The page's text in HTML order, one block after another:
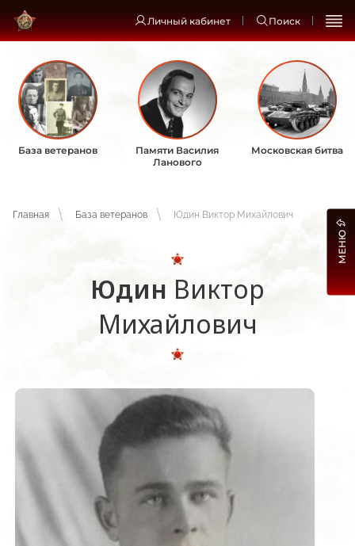
Личный кабинет Поиск
База ветеранов
Памяти Василия
Ланового
Московская битва
Главная База ветеранов Юдин Виктор Михайлович
Юдин Виктор
Михайлович
МЕНЮ